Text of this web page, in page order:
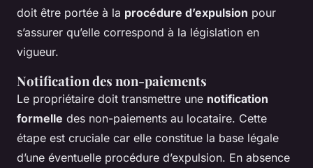
doit être portée à la procédure d’expulsion pour
s’assurer qu’elle correspond à la législation en
vigueur.
Notification des non-paiements
Le propriétaire doit transmettre une notification
formelle des non-paiements au locataire. Cette
étape est cruciale car elle constitue la base légale
d’une éventuelle procédure d’expulsion. En absence